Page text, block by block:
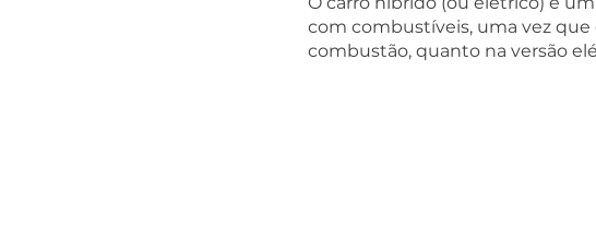
com combustíveis, uma vez que
combustão, quanto na versão